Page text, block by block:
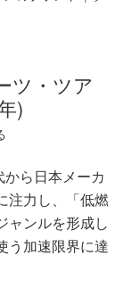
ツ・ツア
)
ら日本メーカ
注力し、「低燃
ャンルを形成し
う加速限界に達